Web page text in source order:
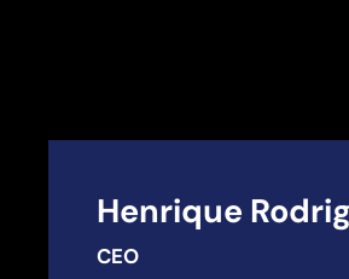
Henrique
CEO